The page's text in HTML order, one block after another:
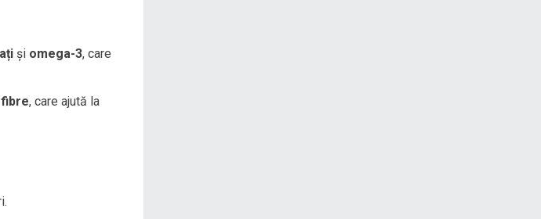
și omega-3, care
fibre, care ajută la